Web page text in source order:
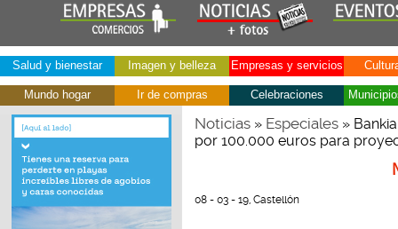
Salud y bienestar Imagen y belleza Empresas y servicios
Mundo hogar Ir de compras Celebraciones
Noticias» Especiales»
por 100.000 euros para
08 - 03 - 19, Castellón